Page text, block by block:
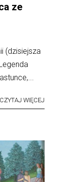
ze
(dzisiejsza
WIĘCEJ